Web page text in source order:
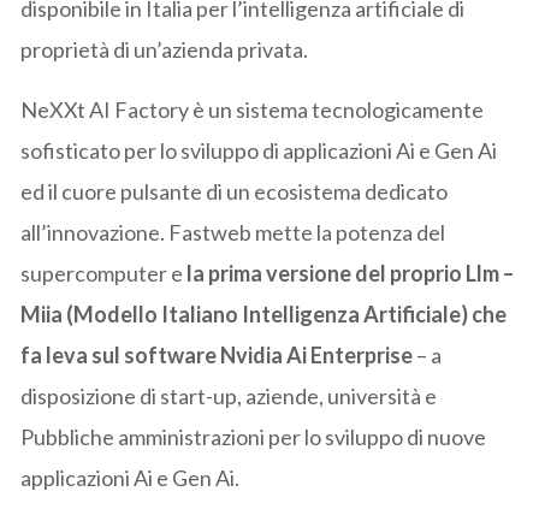
disponibile in Italia per l’intelligenza artificiale di
proprietà di un’azienda privata.
NeXXt AI Factory è un sistema tecnologicamente
sofisticato per lo sviluppo di applicazioni Ai e Gen Ai
ed il cuore pulsante di un ecosistema dedicato
all’innovazione. Fastweb mette la potenza del
supercomputer e la prima versione del proprio Llm –
Miia (Modello Italiano Intelligenza Artificiale) che
fa leva sul software Nvidia Ai Enterprise– a
disposizione di start-up, aziende, università e
Pubbliche amministrazioni per lo sviluppo di nuove
applicazioni Ai e Gen Ai.